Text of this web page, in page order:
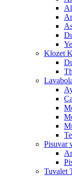
Klozet
Pisuvar
Tuvalet